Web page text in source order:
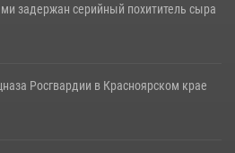
задержан серийный похититель сыра
Росгвардии в Красноярском крае